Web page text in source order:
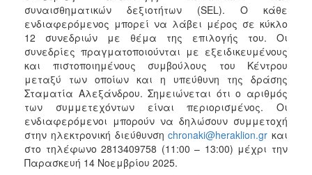
συναισθηματικών δεξιοτήτων (SEL). Ο κάθε
ενδιαφερόμενος μπορεί να λάβει μέρος σε κύκλο
12 συνεδριών με θέμα της επιλογής του. Οι
συνεδρίες πραγματοποιούνται με εξειδικευμένους
και πιστοποιημένους συμβούλους του Κέντρου
μεταξύ των οποίων και η υπεύθυνη της δράσης
Σταματία Αλεξάνδρου. Σημειώνεται ότι ο αριθμός
των συμμετεχόντων είναι περιορισμένος. Οι
ενδιαφερόμενοι μπορούν να δηλώσουν συμμετοχή
στην ηλεκτρονική διεύθυνσηchronaki@heraklion.gr και
στο τηλέφωνο 2813409758 (11:00 – 13:00) μέχρι την
Παρασκευή 14 Νοεμβρίου 2025.